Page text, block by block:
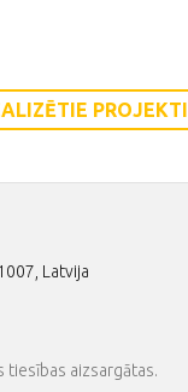
PROJEKTI
Latvija
tiesības aizsargātas.